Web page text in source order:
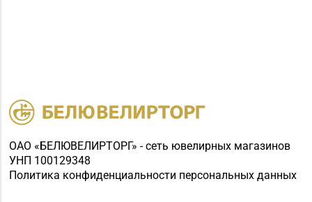
ОАО «БЕЛЮВЕЛИРТОРГ» - сеть ювелирных магазинов
УНП 100129348
Политика конфиденциальности персональных данных